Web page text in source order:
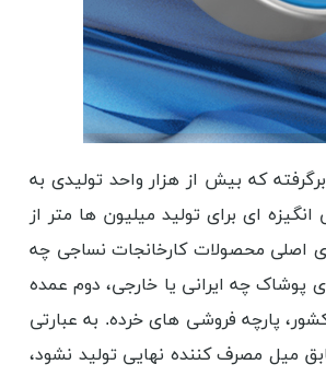
که بیش از هزار واحد تولیدی به
ای برای تولید میلیون ها متر از
اصلی محصولات کارخانجات نساجی چه
پوشاک چه ایرانی یا خارجی، دوم عمده
پارچه فروشی های خرده. به عبارتی
میل مصرف کننده نهایی تولید نشود،